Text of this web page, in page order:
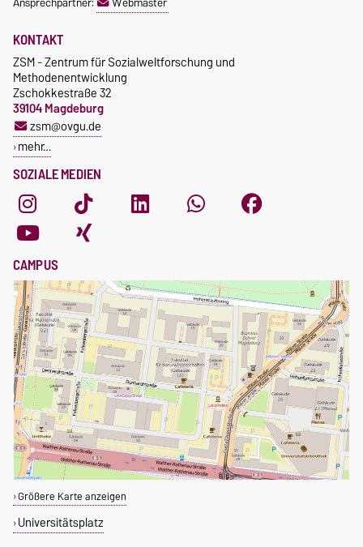
SOZIALE MEDIEN
KONTAKT
ZSM - Zentrum für Sozialweltforschung und
Methodenentwicklung
Zschokkestraße 32
39104 Magdeburg
zsm@ovgu.de
mehr…
CAMPUS
Größere Karte anzeigen
Universitätsplatz